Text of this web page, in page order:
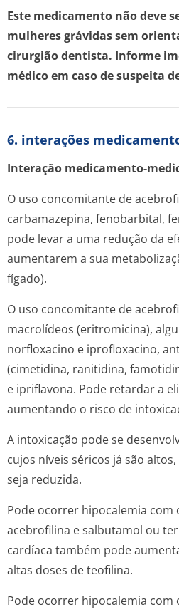
Este medicamento não deve
mulheres grávidas sem
cirurgião dentista. Informe
médico em caso de suspeita
6. interações
Interação medicamento-
O uso concomitante de
carbamazepina, fenobarbital,
pode levar a uma redução da
aumentarem a sua
fígado).
O uso concomitante de
macrolídeos (eritromicina),
norfloxacino e iprofloxacino,
(cimetidina, ranitidina,
e ipriflavona. Pode retardar a
aumentando o risco de
A intoxicação pode se
cujos níveis séricos já são
seja reduzida.
Pode ocorrer hipocalemia
acebrofilina e salbutamol ou
cardíaca também pode
altas doses de teofilina.
Pode ocorrer hipocalemia com